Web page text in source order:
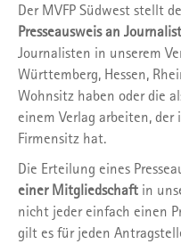
Der MVFP Südwest stellt
Presseausweis an
Journalisten in unserem
Württemberg, Hessen,
Wohnsitz haben oder die
einem Verlag arbeiten, der
Firmensitz hat.
Die Erteilung eines
einer Mitgliedschaft in
nicht jeder einfach einen
gilt es für jeden